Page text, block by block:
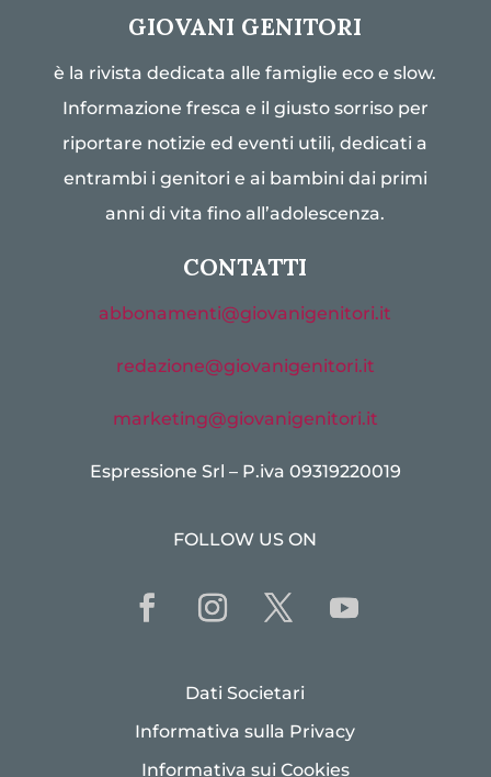
GIOVANI GENITORI
è la rivista dedicata alle famiglie eco e slow.
Informazione fresca e il giusto sorriso per
riportare notizie ed eventi utili, dedicati a
entrambi i genitori e ai bambini dai primi
anni di vita fino all’adolescenza.
CONTATTI
abbonamenti@giovanigenitori.it
redazione@giovanigenitori.it
marketing@giovanigenitori.it
Espressione Srl – P.iva 09319220019
FOLLOW US ON
Dati Societari
Informativa sulla Privacy
Informativa sui Cookies